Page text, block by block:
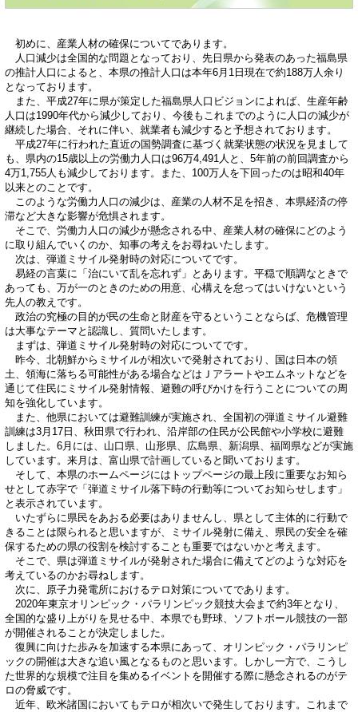
初めに、産業人材の確保についてであります。
人口減少は全国的な問題となっており、先日県から発表のあった福島県
の推計人口によると、本県の推計人口は本年6月1日現在で約188万人余り
となっております。
また、平成27年に県が策定した福島県人口ビジョンによれば、生産年齢
人口は1990年代から減少しており、今後もこれまでのように人口の減少が
継続した場合、それに伴い、就業者も減少すると予想されております。
平成27年に行われた直近の国勢調査に基づく就業状態の状況を見まして
も、県内の15歳以上の労働力人口は96万4,491人と、5年前の前回調査から
4万1,755人も減少しております。また、100万人を下回ったのは昭和40年
以来とのことです。
このような労働力人口の減少は、産業の人材不足を招き、本県経済の停
滞など大きな影響が危惧されます。
そこで、労働力人口の減少が懸念される中、産業人材の確保にどのよう
に取り組んでいくのか、知事の考えをお尋ねいたします。
次は、弾道ミサイル発射時の対応についてです。
易経の言葉に「治にいて乱を忘れず」とあります。平穏で順調なときで
あっても、万が一のときのための用意、心構えを怠ってはいけないという
先人の教えです。
政治の究極の目的が民の生命と財産を守るということならば、危機管理
は大事なテーマと認識し、質問いたします。
まずは、弾道ミサイル発射時の対応についてです。
昨今、北朝鮮からミサイルが相次いで発射されており、国は日本の領
土、領海に落ちる可能性がある場合などはＪアラートやエムネットなどを
通じて住民にミサイル発射情報、避難の呼びかけを行うことについての周
知を強化しています。
また、他県においては避難訓練が実施され、全国初の弾道ミサイル避難
訓練は3月17日、秋田県で行われ、沿岸部の住民が公民館や小学校に避難
しました。6月には、山口県、山形県、広島県、新潟県、福岡県などが実施
しています。来月は、富山県で計画していると聞いております。
そして、本県のホームページにはトップページの最上段に重要なお知ら
せとして赤字で「弾道ミサイル落下時の行動等についてお知らせします」
と表示されています。
いたずらに県民をあおる必要はありませんし、県として主体的に行動で
きることは限られると思いますが、ミサイル発射に備え、県民の安全を確
保するための県の役割を検討することも重要ではないかと考えます。
そこで、県は弾道ミサイルが発射された場合に備えてどのような対応を
考えているのかお尋ねします。
次に、原子力発電所におけるテロ対策についてであります。
2020年東京オリンピック・パラリンピック競技大会まで約3年となり、
全国的な盛り上がりを見せる中、本県でも野球、ソフトボール競技の一部
が開催されることが決定しました。
復興に向けた歩みを加速する本県にあって、オリンピック・パラリンピ
ックの開催は大きな追い風となるものと思います。しかし一方で、こうし
た世界的な規模で注目を集めるイベントを開催する際に懸念されるのがテ
ロの脅威です。
近年、欧米諸国においてもテロが相次いで発生しております。これまで